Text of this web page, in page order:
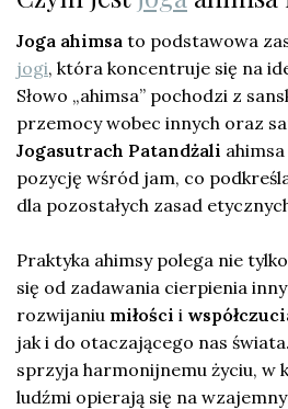
Joga ahimsa to podstawowa
jogi, która koncentruje się na
Słowo „ahimsa” pochodzi z
przemocy wobec innych oraz
Jogasutrach Patandżali
pozycję wśród jam, co
dla pozostałych zasad
Praktyka ahimsy polega nie
się od zadawania cierpienia
rozwijaniu miłości i
jak i do otaczającego nas
sprzyja harmonijnemu życiu, w
ludźmi opierają się na